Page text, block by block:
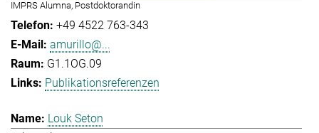
IMPRS Alumna, Postdoktorandin
+49 4522 763-343
amurillo@...
G1.1OG.09
Publikationsreferenzen
Louk Seton